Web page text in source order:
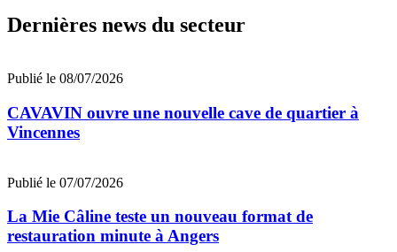
Dernières news du secteur
Publié le 08/07/2026
CAVAVIN ouvre une nouvelle cave de quartier à
Vincennes
Publié le 07/07/2026
La Mie Câline teste un nouveau format de
restauration minute à Angers